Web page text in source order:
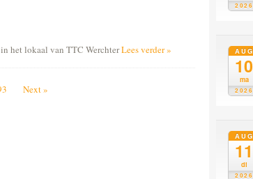
het lokaal van TTC WerchterLees verder »
Next »
2026
AUG
10
ma
2026
AUG
11
di
2026